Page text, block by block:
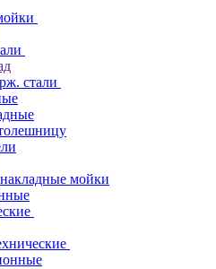
стали
мойки